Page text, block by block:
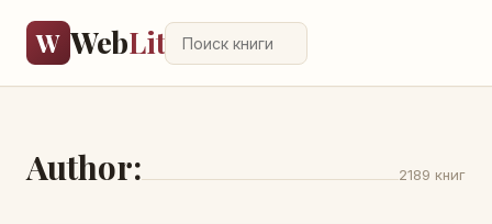
W WebLit
Author: 2189 книг